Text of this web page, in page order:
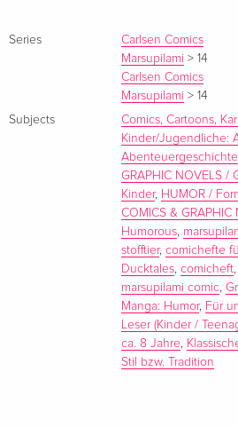
Comic-Zeichner Europas. Franquin
geboren. Nachdem er zuvor die
hatte, begann er im Alter von 23
belgische Magazin "Spirou" zu
Fantasio" war 1938 von Rob-Vel
Jijé betreut worden, doch erst
Zeichner der Serie 1946 mit der
seinen Einstand gab, verlieh ihr
Dies lag vor allem daran, dass
schon existierenden Hauptfiguren
Universum an bemerkenswerten
Series
Carlsen Comics
Marsupilami > 14
Carlsen Comics
Marsupilami > 14
Subjects
Comics, Cartoons,
Kinder/Jugendliche:
GRAPHIC NOVELS /
Kinder, HUMOR /
COMICS &
Humorous,
stofftier, comichefte
Ducktales, comicheft,
marsupilami comic,
Manga: Humor, Für
Leser (Kinder /
ca. 8 Jahre,
Stil bzw. Tradition